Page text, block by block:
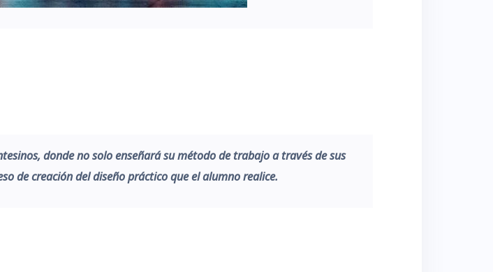
donde no solo enseñará su método de trabajo a través de sus
de creación del diseño práctico que el alumno realice.